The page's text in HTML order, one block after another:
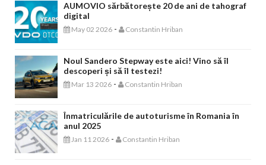
AUMOVIO sărbătorește 20 de ani de tahograf
digital
May 02 2026 - Constantin Hriban
Noul Sandero Stepway este aici! Vino să îl
descoperi și să îl testezi!
Mar 13 2026 - Constantin Hriban
Înmatriculările de autoturisme în Romania în
anul 2025
Jan 11 2026 - Constantin Hriban